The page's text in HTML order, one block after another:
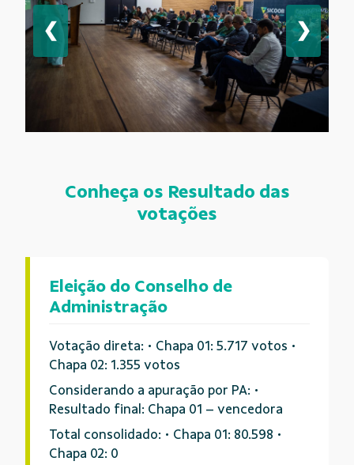
❮ ❯
Conheça os Resultado das
votações
Eleição do Conselho de
Administração
Votação direta: • Chapa 01: 5.717 votos •
Chapa 02: 1.355 votos
Considerando a apuração por PA: •
Resultado final: Chapa 01 – vencedora
Total consolidado: • Chapa 01: 80.598 •
Chapa 02: 0